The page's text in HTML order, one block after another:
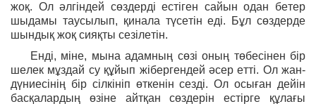
жоқ. Ол әлгіндей сөздерді естіген сайын одан бетер
шыдамы таусылып, қинала түсетін еді. Бұл сөздерде
шындық жоқ сияқты сезілетін.
Енді, міне, мына адамның сөзі оның төбесінен бір
шелек мұздай су құйып жібергендей әсер етті. Ол жан-
дүниесінің бір сілкініп өткенін сезді. Ол осыған дейін
басқалардың өзіне айтқан сөздерін естірге құлағы